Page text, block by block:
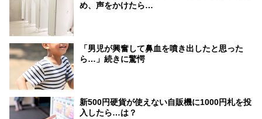
め、声をかけたら…
「男児が興奮して鼻血を噴き出したと思った
ら…」続きに驚愕
新500円硬貨が使えない自販機に1000円札を投
入したら…は？